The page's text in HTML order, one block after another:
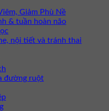
Giảm Phù Nề
& tuần hoàn não
nội tiết và tránh thai
đường ruột